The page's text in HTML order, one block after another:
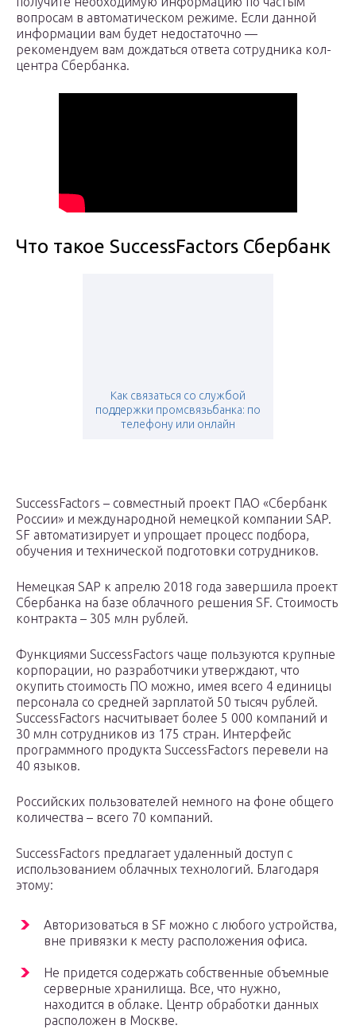
вопросам в автоматическом режиме. Если данной
информации вам будет недостаточно —
рекомендуем вам дождаться ответа сотрудника кол-
центра Сбербанка.
Что такое SuccessFactors Сбербанк
Как связаться со службой
поддержки промсвязьбанка: по
телефону или онлайн
SuccessFactors – совместный проект ПАО «Сбербанк
России» и международной немецкой компании SAP.
SF автоматизирует и упрощает процесс подбора,
обучения и технической подготовки сотрудников.
Немецкая SAP к апрелю 2018 года завершила проект
Сбербанка на базе облачного решения SF. Стоимость
контракта – 305 млн рублей.
Функциями SuccessFactors чаще пользуются крупные
корпорации, но разработчики утверждают, что
окупить стоимость ПО можно, имея всего 4 единицы
персонала со средней зарплатой 50 тысяч рублей.
SuccessFactors насчитывает более 5 000 компаний и
30 млн сотрудников из 175 стран. Интерфейс
программного продукта SuccessFactors перевели на
40 языков.
Российских пользователей немного на фоне общего
количества – всего 70 компаний.
SuccessFactors предлагает удаленный доступ с
использованием облачных технологий. Благодаря
этому:
Авторизоваться в SF можно с любого устройства,
вне привязки к месту расположения офиса.
Не придется содержать собственные объемные
серверные хранилища. Все, что нужно,
находится в облаке. Центр обработки данных
расположен в Москве.